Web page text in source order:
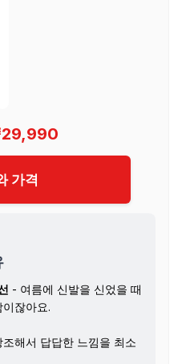
가격
- 여름에 신발을 신었을 때
잖아요.
해서 답답한 느낌을 최소